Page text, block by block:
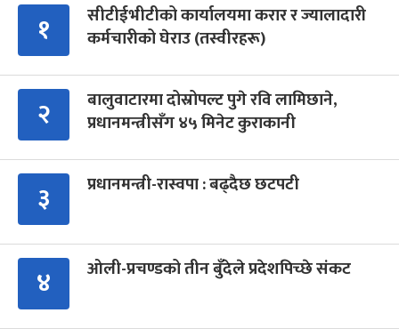
१
सीटीईभीटीको कार्यालयमा करार र ज्यालादारी
कर्मचारीको घेराउ (तस्वीरहरू)
२
बालुवाटारमा दोस्रोपल्ट पुगे रवि लामिछाने,
प्रधानमन्त्रीसँग ४५ मिनेट कुराकानी
३ प्रधानमन्त्री-रास्वपा : बढ्दैछ छटपटी
४ ओली-प्रचण्डको तीन बुँदेले प्रदेशपिच्छे संकट